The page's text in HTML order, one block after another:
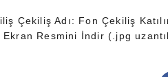
Çekiliş Adı: Fon Çekiliş
Ekran Resmini İndir (.jpg